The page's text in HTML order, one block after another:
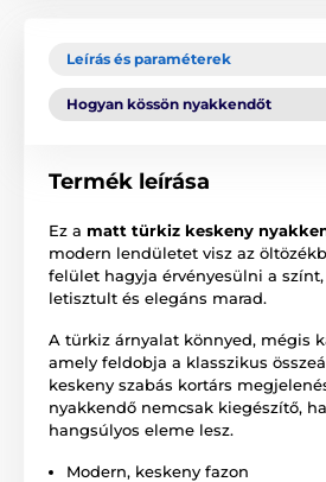
Leírás és paraméterek
Hogyan kössön nyakkendőt
Termék leírása
Ez a matt türkiz keskeny
modern lendületet visz az
felület hagyja érvényesülni a színt,
letisztult és elegáns marad.
A türkiz árnyalat könnyed, mégis
amely feldobja a klasszikus
keskeny szabás kortárs
nyakkendő nemcsak kiegészítő,
hangsúlyos eleme lesz.
Modern, keskeny fazon